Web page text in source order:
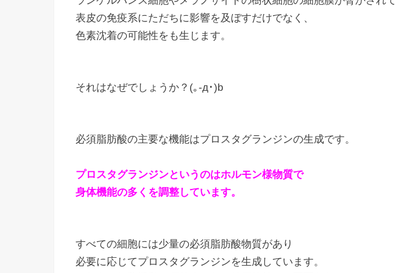
表皮の免疫系にただちに影響を及ぼすだけでなく、
色素沈着の可能性をも生じます。
それはなぜでしょうか？(｡-д･)b
必須脂肪酸の主要な機能はプロスタグランジンの生成です。
プロスタグランジンというのはホルモン様物質で
身体機能の多くを調整しています。
すべての細胞には少量の必須脂肪酸物質があり
必要に応じてプロスタグランジンを生成しています。